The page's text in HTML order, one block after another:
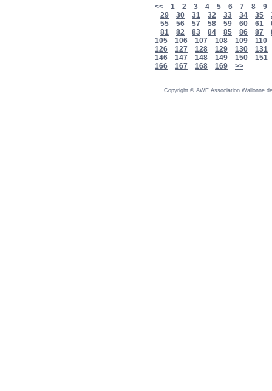
<< 1 2 3 4 5 6 7 8
9
29
30 31 32 33 34 35
55
56 57 58 59 60 61
81
82 83 84 85 86 87
105
106 107 108 109
110
126
127 128 129 130
131
146
147 148 149 150
151
166
167 168 169 >>
Copyright © AWE Association Wallonne